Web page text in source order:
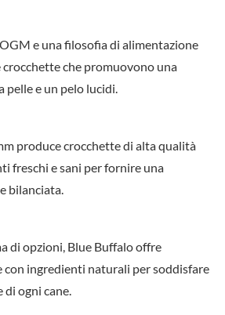
e una filosofia di alimentazione
che promuovono una
pelle e un pelo lucidi.
produce crocchette di alta qualità
freschi e sani per fornire una
bilanciata.
di opzioni, Blue Buffalo offre
ingredienti naturali per soddisfare
di ogni cane.